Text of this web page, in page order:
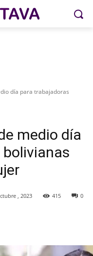
día para trabajadoras
medio día
, 2023 0
415